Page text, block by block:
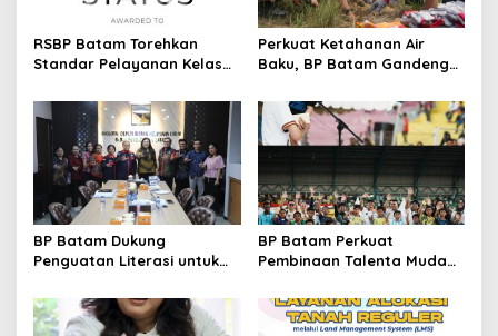
RSBP Batam Torehkan
Standar Pelayanan Kelas
dari WSO
Perkuat Ketahanan Air
Baku, BP Batam Gandeng
Bambu Betung di
Bendungan Sei Nongsa
BP Batam Dukung
Penguatan Literasi untuk
Kebhinekaan Bagi Generasi
Masa Depan
BP Batam Perkuat
Pembinaan Talenta Muda
International Grassroot
Football Festival 2026